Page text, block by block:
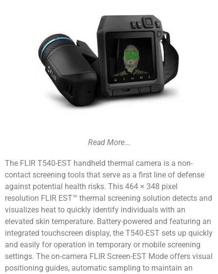
Read More...
The FLIR T540-EST handheld thermal camera is a non-
contact screening tools that serve as a first line of defense
against potential health risks. This 464 × 348 pixel
resolution FLIR EST™ thermal screening solution detects and
visualizes heat to quickly identify individuals with an
elevated skin temperature. Battery-powered and featuring an
integrated touchscreen display, the T540-EST sets up quickly
and easily for operation in temporary or mobile screening
settings. The on-camera FLIR Screen-EST Mode offers visual
positioning guides, automatic sampling to maintain an